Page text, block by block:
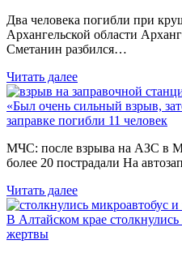
Два человека погибли при
Архангельской области
Сметанин разбился…
Читать далее
«Был очень сильный взрыв,
заправке погибли 11 человек
МЧС: после взрыва на АЗС в
более 20 пострадали На
Читать далее
В Алтайском крае
жертвы